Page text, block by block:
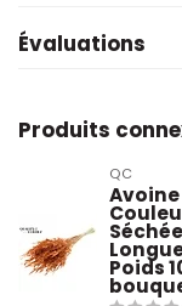
Évaluations
Produits
QC
Avoine
Poids